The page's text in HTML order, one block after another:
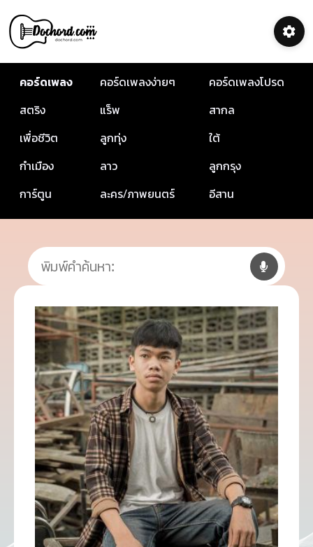
คอร์ดเพลง คอร์ดเพลงง่ายๆ
คอร์ดเพลงโปรด
สตริง
แร็พ
สากล
เพื่อชีวิต
ลูกทุ่ง
ใต้
กำเมือง
ลาว
ลูกกรุง
การ์ตูน
ละคร/ภาพยนตร์ อีสาน